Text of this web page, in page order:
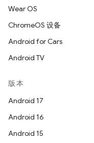
Wear OS
ChromeOS 设备
Android for Cars
Android TV
版本
Android 17
Android 16
Android 15